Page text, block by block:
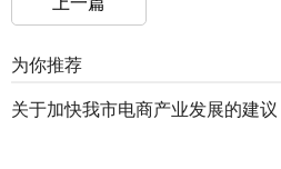
为你推荐
关于加快我市电商产业发展的建议